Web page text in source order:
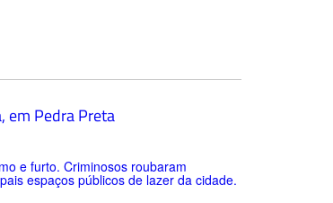
em Pedra Preta
e furto. Criminosos roubaram
espaços públicos de lazer da cidade.